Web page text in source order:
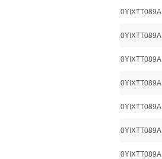
0YIXTT089A
0YIXTT089A
0YIXTT089A
0YIXTT089A
0YIXTT089A
0YIXTT089A
0YIXTT089A